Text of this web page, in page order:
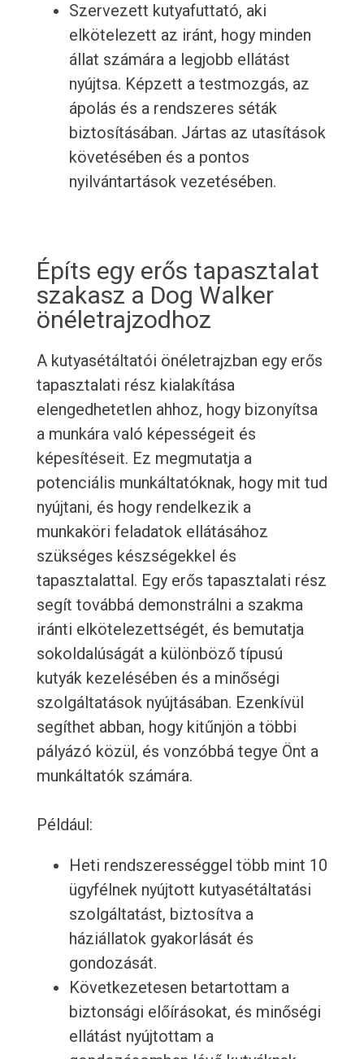
Szervezett kutyafuttató, aki
elkötelezett az iránt, hogy minden
állat számára a legjobb ellátást
nyújtsa. Képzett a testmozgás, az
ápolás és a rendszeres séták
biztosításában. Jártas az utasítások
követésében és a pontos
nyilvántartások vezetésében.
Építs egy erős tapasztalat
szakasz a Dog Walker
önéletrajzodhoz
A kutyasétáltatói önéletrajzban egy erős
tapasztalati rész kialakítása
elengedhetetlen ahhoz, hogy bizonyítsa
a munkára való képességeit és
képesítéseit. Ez megmutatja a
potenciális munkáltatóknak, hogy mit tud
nyújtani, és hogy rendelkezik a
munkaköri feladatok ellátásához
szükséges készségekkel és
tapasztalattal. Egy erős tapasztalati rész
segít továbbá demonstrálni a szakma
iránti elkötelezettségét, és bemutatja
sokoldalúságát a különböző típusú
kutyák kezelésében és a minőségi
szolgáltatások nyújtásában. Ezenkívül
segíthet abban, hogy kitűnjön a többi
pályázó közül, és vonzóbbá tegye Önt a
munkáltatók számára.
Például:
Heti rendszerességgel több mint 10
ügyfélnek nyújtott kutyasétáltatási
szolgáltatást, biztosítva a
háziállatok gyakorlását és
gondozását.
Következetesen betartottam a
biztonsági előírásokat, és minőségi
ellátást nyújtottam a